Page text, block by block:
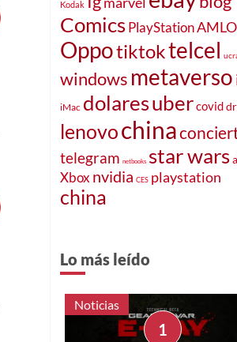
Kodak
ComicsPlayStationAMLO
Oppotiktoktelcel
windows metaverso
iMac dolaresubercovid
lenovochina
telegram netbooks star wars
Xbox nvidia CES playstation
china
Lo más leído
Noticias